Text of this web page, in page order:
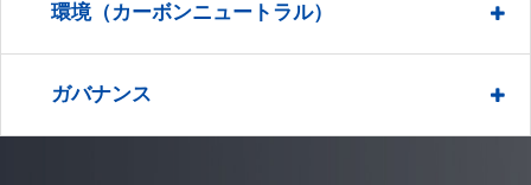
環境（カーボンニュートラル）
ガバナンス